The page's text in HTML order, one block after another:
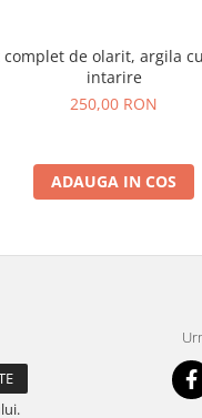
complet de olarit, argila
intarire
250,00 RON
ADAUGA IN COS